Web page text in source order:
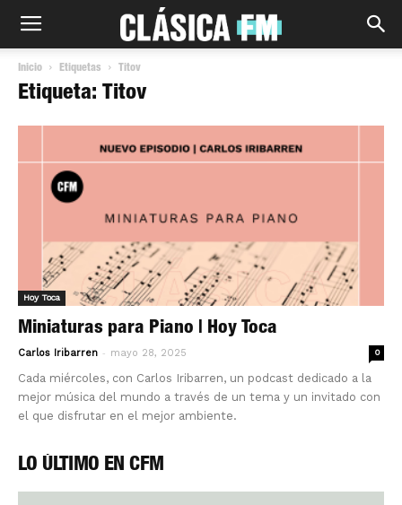
Inicio Etiquetas Titov
Etiqueta: Titov
Hoy Toca
Miniaturas para Piano | Hoy Toca
Carlos Iribarren - mayo 28, 2025 0
Cada miércoles, con Carlos Iribarren, un podcast dedicado a la
mejor música del mundo a través de un tema y un invitado con
el que disfrutar en el mejor ambiente.
LO ÚLTIMO EN CFM